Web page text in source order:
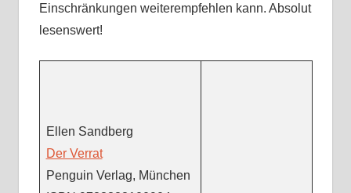
Einschränkungen weiterempfehlen kann. Absolut
lesenswert!
Ellen Sandberg
Der Verrat
Penguin Verlag, München